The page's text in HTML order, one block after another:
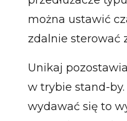
można ustawić
zdalnie sterować
Unikaj
w trybie stand-by.
wydawać się to